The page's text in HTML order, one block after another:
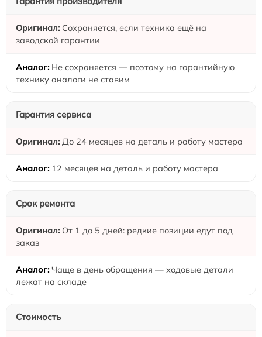
Сохраняется, если техника ещё на
заводской гарантии
Не сохраняется — поэтому на гарантийную
технику аналоги не ставим
Гарантия сервиса
До 24 месяцев на деталь и работу мастера
12 месяцев на деталь и работу мастера
Срок ремонта
От 1 до 5 дней: редкие позиции едут под
заказ
Чаще в день обращения — ходовые детали
лежат на складе
Стоимость